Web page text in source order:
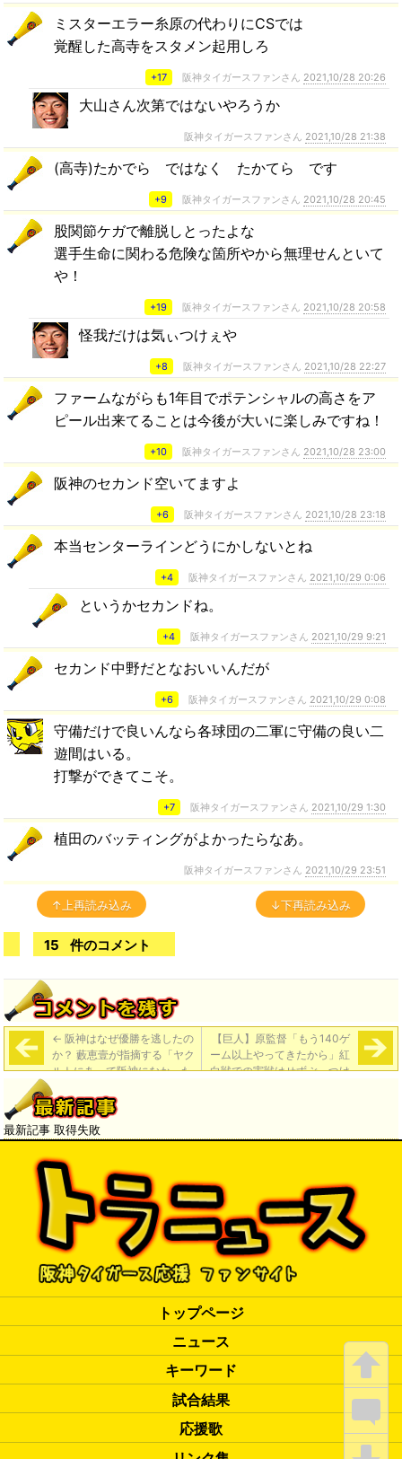
ミスターエラー糸原の代わりにCSでは
覚醒した高寺をスタメン起用しろ
+17 阪神タイガースファンさん 2021,10/28 20:26
大山さん次第ではないやろうか
阪神タイガースファンさん 2021,10/28 21:38
(高寺)たかでら ではなく たかてら です
+9 阪神タイガースファンさん 2021,10/28 20:45
股関節ケガで離脱しとったよな
選手生命に関わる危険な箇所やから無理せんといて
や！
+19 阪神タイガースファンさん 2021,10/28 20:58
怪我だけは気ぃつけぇや
+8 阪神タイガースファンさん 2021,10/28 22:27
ファームながらも1年目でポテンシャルの高さをア
ピール出来てることは今後が大いに楽しみですね！
+10 阪神タイガースファンさん 2021,10/28 23:00
阪神のセカンド空いてますよ
+6 阪神タイガースファンさん 2021,10/28 23:18
本当センターラインどうにかしないとね
+4 阪神タイガースファンさん 2021,10/29 0:06
というかセカンドね。
+4 阪神タイガースファンさん 2021,10/29 9:21
セカンド中野だとなおいいんだが
+6 阪神タイガースファンさん 2021,10/29 0:08
守備だけで良いんなら各球団の二軍に守備の良い二
遊間はいる。
打撃ができてこそ。
+7 阪神タイガースファンさん 2021,10/29 1:30
植田のバッティングがよかったらなあ。
阪神タイガースファンさん 2021,10/29 23:51
↑上再読み込み ↓下再読み込み
15 件のコメント
← 阪神はなぜ優勝を逃したの
か？ 藪恵壹が指摘する「ヤク
ルトにあって阪神になかった
もの」【Number Web】
【巨人】原監督「もう140ゲ
ーム以上やってきたから」紅
白戦での実戦はせずぶっつけ
最新記事 取得失敗
トップページ
ニュース
キーワード
試合結果
応援歌